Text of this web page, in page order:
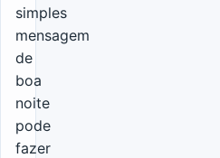
simples
mensagem
de
boa
noite
pode
fazer